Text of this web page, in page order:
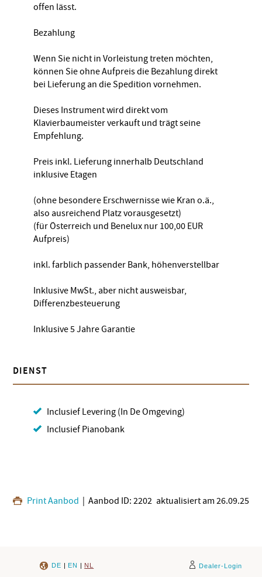
offen lässt.
Bezahlung
Wenn Sie nicht in Vorleistung treten möchten,
können Sie ohne Aufpreis die Bezahlung direkt
bei Lieferung an die Spedition vornehmen.
Dieses Instrument wird direkt vom
Klavierbaumeister verkauft und trägt seine
Empfehlung.
Preis inkl. Lieferung innerhalb Deutschland
inklusive Etagen
(ohne besondere Erschwernisse wie Kran o.ä.,
also ausreichend Platz vorausgesetzt)
(für Österreich und Benelux nur 100,00 EUR
Aufpreis)
inkl. farblich passender Bank, höhenverstellbar
Inklusive MwSt., aber nicht ausweisbar,
Differenzbesteuerung
Inklusive 5 Jahre Garantie
DIENST
Inclusief Levering (In De Omgeving)
Inclusief Pianobank
Print Aanbod | Aanbod ID: 2202 aktualisiert am 26.09.25
DE | EN | NL Dealer-Login